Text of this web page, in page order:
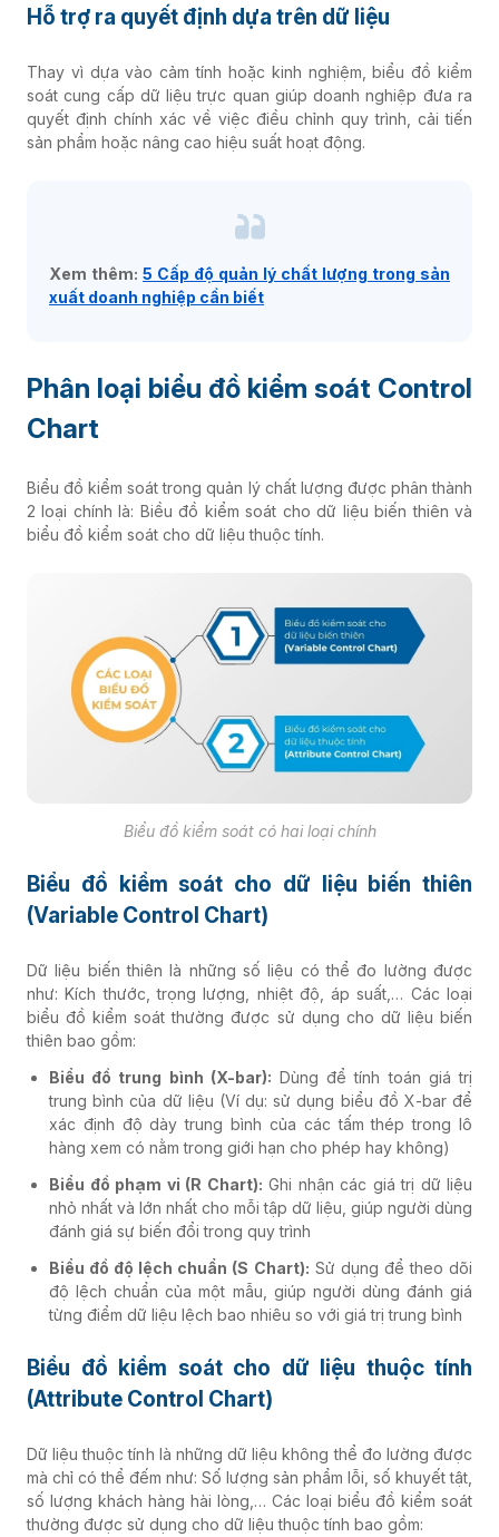
Hỗ trợ ra quyết định dựa trên dữ liệu
Thay vì dựa vào cảm tính hoặc kinh nghiệm, biểu đồ kiểm
soát cung cấp dữ liệu trực quan giúp doanh nghiệp đưa ra
quyết định chính xác về việc điều chỉnh quy trình, cải tiến
sản phẩm hoặc nâng cao hiệu suất hoạt động.
Xem thêm: 5 Cấp độ quản lý chất lượng trong sản
xuất doanh nghiệp cần biết
Phân loại biểu đồ kiểm soát Control
Chart
Biểu đồ kiểm soát trong quản lý chất lượng được phân thành
2 loại chính là: Biều đồ kiểm soát cho dữ liệu biến thiên và
biểu đồ kiểm soát cho dữ liệu thuộc tính.
Biểu đồ kiểm soát có hai loại chính
Biểu đồ kiểm soát cho dữ liệu biến thiên
(Variable Control Chart)
Dữ liệu biến thiên là những số liệu có thể đo lường được
như: Kích thước, trọng lượng, nhiệt độ, áp suất,… Các loại
biểu đồ kiểm soát thường được sử dụng cho dữ liệu biến
thiên bao gồm:
Biểu đồ trung bình (X-bar): Dùng để tính toán giá trị
trung bình của dữ liệu (Ví dụ: sử dụng biểu đồ X-bar để
xác định độ dày trung bình của các tấm thép trong lô
hàng xem có nằm trong giới hạn cho phép hay không)
Biểu đồ phạm vi (R Chart): Ghi nhận các giá trị dữ liệu
nhỏ nhất và lớn nhất cho mỗi tập dữ liệu, giúp người dùng
đánh giá sự biến đổi trong quy trình
Biểu đồ độ lệch chuẩn (S Chart): Sử dụng để theo dõi
độ lệch chuẩn của một mẫu, giúp người dùng đánh giá
từng điểm dữ liệu lệch bao nhiêu so với giá trị trung bình
Biểu đồ kiểm soát cho dữ liệu thuộc tính
(Attribute Control Chart)
Dữ liệu thuộc tính là những dữ liệu không thể đo lường được
mà chỉ có thể đếm như: Số lượng sản phẩm lỗi, số khuyết tật,
số lượng khách hàng hài lòng,… Các loại biểu đồ kiểm soát
thường được sử dụng cho dữ liệu thuộc tính bao gồm: